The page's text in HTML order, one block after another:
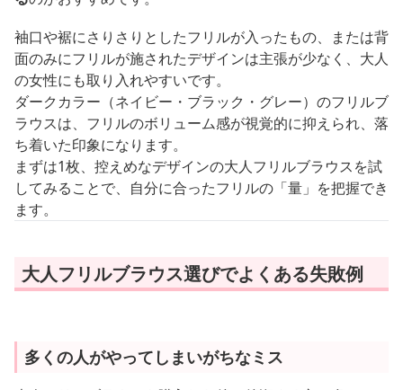
袖口や裾にさりさりとしたフリルが入ったもの、または背
面のみにフリルが施されたデザインは主張が少なく、大人
の女性にも取り入れやすいです。
ダークカラー（ネイビー・ブラック・グレー）のフリルブ
ラウスは、フリルのボリューム感が視覚的に抑えられ、落
ち着いた印象になります。
まずは1枚、控えめなデザインの大人フリルブラウスを試
してみることで、自分に合ったフリルの「量」を把握でき
ます。
大人フリルブラウス選びでよくある失敗例
多くの人がやってしまいがちなミス